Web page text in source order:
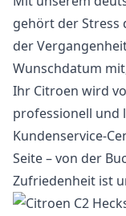
gehört der Stress
der
Wunschdatum
Ihr Citroen wird
professionell und
Kundenservice-
Seite – von der
Zufriedenheit ist